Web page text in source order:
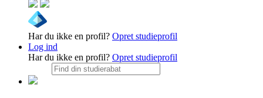
Har du ikke en profil? Opret studieprofil
Log ind
Har du ikke en profil? Opret studieprofil